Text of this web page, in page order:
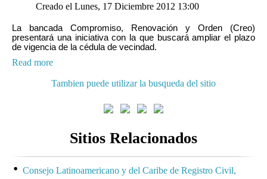
Creado el Lunes, 17 Diciembre 2012 13:00
La bancada Compromiso, Renovación y Orden (Creo)
presentará una iniciativa con la que buscará ampliar el plazo
de vigencia de la cédula de vecindad.
Read more
Tambien puede utilizar la busqueda del sitio
Sitios Relacionados
Consejo Latinoamericano y del Caribe de Registro Civil,